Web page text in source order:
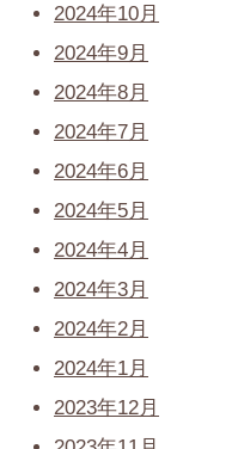
2024年10月
2024年9月
2024年8月
2024年7月
2024年6月
2024年5月
2024年4月
2024年3月
2024年2月
2024年1月
2023年12月